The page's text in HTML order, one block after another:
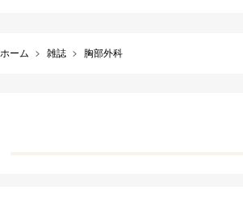
ホーム 雑誌 胸部外科